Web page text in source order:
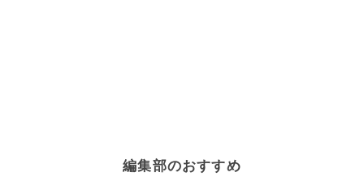
編集部のおすすめ